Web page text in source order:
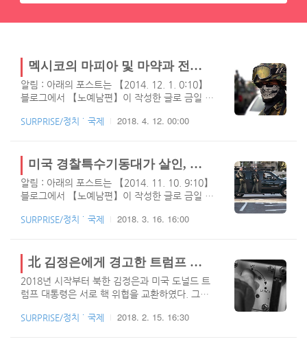
멕시코의 마피아 및 마약과 전쟁으로 6년간 갱단에 의한 사망자 5만명
알림 : 아래의 포스트는 【2014. 12. 1. 0:10】
블로그에서 【노예남편】이 작성한 글로 금일 티
와의 전쟁을 선포한지도 어연 6년이나 되었으며,
이미 여러 지역들이 멕시코 갱단들에게 점령되었
으며, 멕시코라는 국가가 마피아들로 인해 무정
부 상태가 될 수 있다는 논의가 미국에서 있었습
니다. 이미 많은 지역들이 카르텔에 의해 점령되
었으며 그들에 의해 통치되고 있는데요. 그 넓이
온 기사로 멕시코 갱들에 의해 사망한 피해자들
의 사진과 리뷰를 번역한 기사 입니다. 멕시코 마
피아와의 전..
SURPRISE/정치 ˙ 국제 2018. 4. 12. 00:00
미국 경찰특수기동대가 살인, 마약밀매, 갈취의 죄목으로 지명수배된 129명의 멕시코 마피아 체포 / 멕시코 갱단 뉴스
알림 : 아래의 포스트는 【2014. 11. 10. 9:10】
블로그에서 【노예남편】이 작성한 글로 금일 티
지만 멕시코 정부는 칼데론 대통령이 취임한 직
니다. 멕시코 지역경찰들과 시의원, 고위간부 등
마피아와 연관되지 않은 사람들이 없을 정도이
고, 연관이 없을 경우 살아나기 어렵습니다. 경찰
특공대가 마피아들을 체포하기 위해 출동하였다
가 전멸한 사건도 흔하디 흔한 사건이고 일부지
SURPRISE/정치 ˙ 국제 2018. 3. 16. 16:00
北 김정은에게 경고한 트럼프 핵버튼 발언! 그러나 핵단추는 존재하지 않는다.
2018년 시작부터 북한 김정은과 미국 도널드 트
럼프 대통령은 서로 핵 위협을 교환하였다. 그러
트럼프 대통령의 핵버튼에 관련한 부정확한 몇가
SURPRISE/정치 ˙ 국제 2018. 2. 15. 16:30